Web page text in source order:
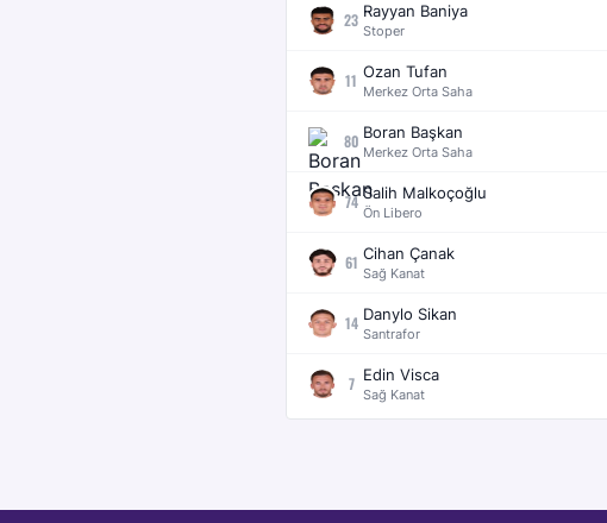
23 Rayyan Baniya
Stoper
11 Ozan Tufan
Merkez Orta Saha
80 Boran Başkan
Merkez Orta Saha
74 Salih Malkoçoğlu
Ön Libero
61 Cihan Çanak
Sağ Kanat
14 Danylo Sikan
Santrafor
7 Edin Visca
Sağ Kanat